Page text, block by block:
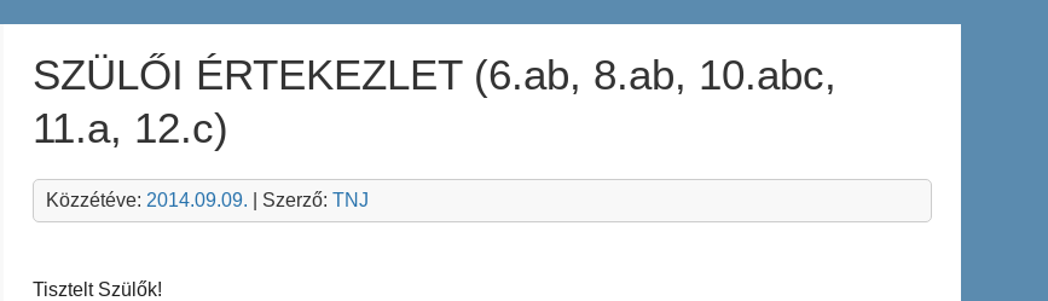
SZÜLŐI ÉRTEKEZLET (6.ab, 8.ab, 10.abc,
11.a, 12.c)
Közzétéve: 2014.09.09. | Szerző: TNJ
Tisztelt Szülők!